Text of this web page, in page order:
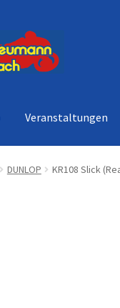
Veranstaltungen
DUNLOP KR108 Slick